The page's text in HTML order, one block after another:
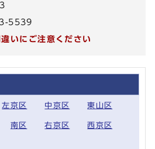
5539
いにご注意ください
左京区 中京区 東山区
南区 右京区 西京区